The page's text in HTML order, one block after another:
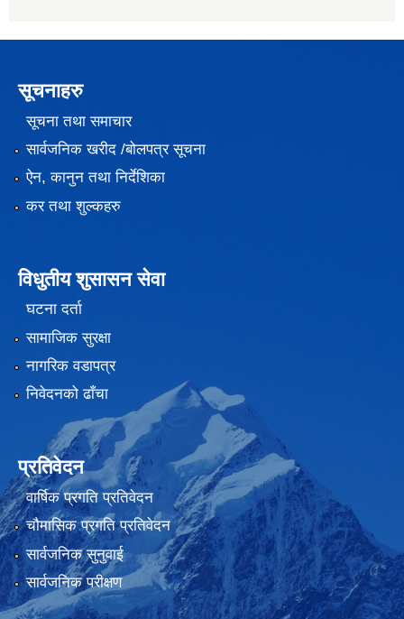
सूचनाहरु
सूचना तथा समाचार
सार्वजनिक खरीद /बोलपत्र सूचना
ऐन, कानुन तथा निर्देशिका
कर तथा शुल्कहरु
विधुतीय शुसासन सेवा
घटना दर्ता
सामाजिक सुरक्षा
नागरिक वडापत्र
निवेदनको ढाँचा
प्रतिवेदन
वार्षिक प्रगति प्रतिवेदन
चौमासिक प्रगति प्रतिवेदन
सार्वजनिक सुनुवाई
सार्वजनिक परीक्षण